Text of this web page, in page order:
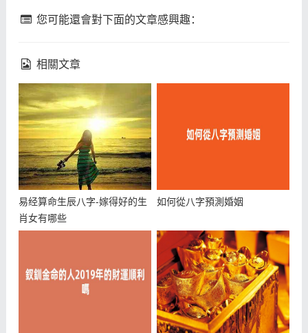
您可能還會對下面的文章感興趣：
相關文章
易经算命生辰八字-嫁得好的生
肖女有哪些
如何從八字預測婚姻